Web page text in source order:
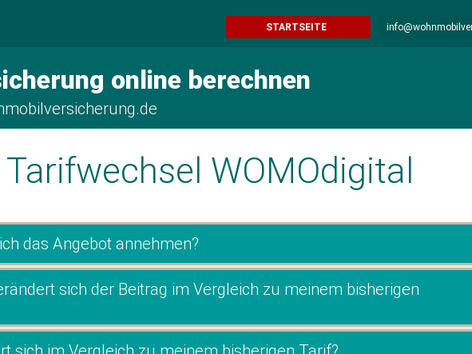
STARTSEITE
online berechnen
Tarifwechsel WOMOdigital
das Angebot annehmen?
sich der Beitrag im Vergleich zu meinem bisherigen